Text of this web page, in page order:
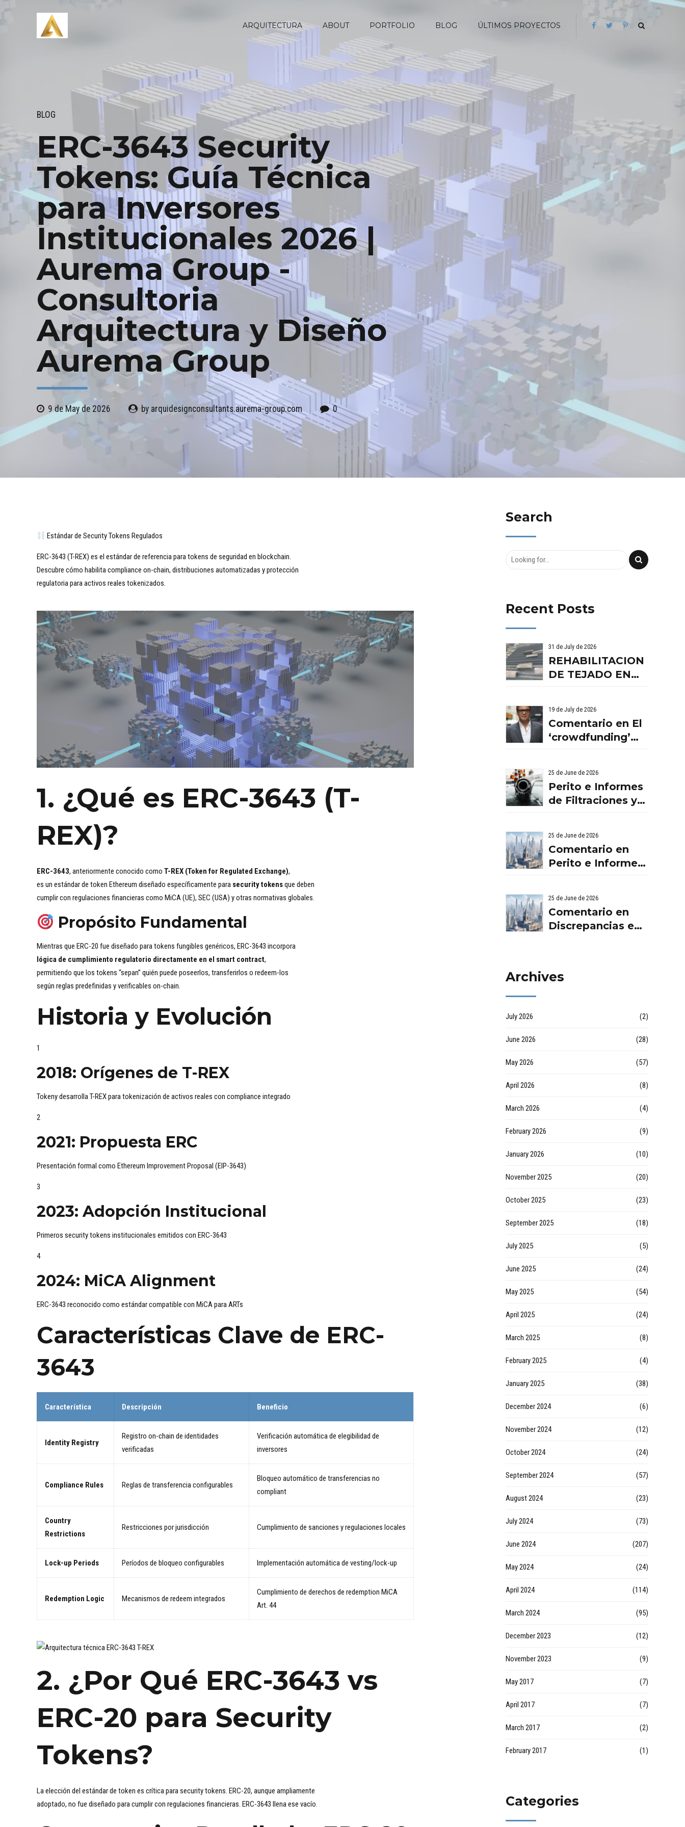
ARQUITECTURA ABOUT PORTFOLIO BLOG ÚLTIMOS PROYECTOS
BLOG
ERC-3643 Security
Tokens: Guía Técnica
para Inversores
Institucionales 2026 |
Aurema Group -
Consultoria
Arquitectura y Diseño
Aurema Group
9 de May de 2026 by arquidesignconsultants.aurema-group.com 0
Estándar de Security Tokens Regulados
ERC-3643 (T-REX) es el estándar de referencia para tokens de seguridad en blockchain.
Descubre cómo habilita compliance on-chain, distribuciones automatizadas y protección
regulatoria para activos reales tokenizados.
1. ¿Qué es ERC-3643 (T-
REX)?
ERC-3643, anteriormente conocido como T-REX (Token for Regulated Exchange),
es un estándar de token Ethereum diseñado específicamente para security tokensque deben
cumplir con regulaciones financieras como MiCA (UE), SEC (USA) y otras normativas globales.
Propósito Fundamental
Mientras que ERC-20 fue diseñado para tokens fungibles genéricos, ERC-3643 incorpora
lógica de cumplimiento regulatorio directamente en el smart contract,
permitiendo que los tokens “sepan” quién puede poseerlos, transferirlos o redeem-los
según reglas predefinidas y verificables on-chain.
Historia y Evolución
1
2018: Orígenes de T-REX
Tokeny desarrolla T-REX para tokenización de activos reales con compliance integrado
2
2021: Propuesta ERC
Presentación formal como Ethereum Improvement Proposal (EIP-3643)
3
2023: Adopción Institucional
Primeros security tokens institucionales emitidos con ERC-3643
4
2024: MiCA Alignment
ERC-3643 reconocido como estándar compatible con MiCA para ARTs
Características Clave de ERC-
3643
Característica Descripción Beneficio
Identity Registry
Registro on-chain de identidades
verificadas
Verificación automática de elegibilidad de
inversores
Compliance Rules Reglas de transferencia configurables
Bloqueo automático de transferencias no
compliant
Country
Restrictions
Restricciones por jurisdicción Cumplimiento de sanciones y regulaciones locales
Lock-up Periods Períodos de bloqueo configurables Implementación automática de vesting/lock-up
Redemption Logic Mecanismos de redeem integrados
Cumplimiento de derechos de redemption MiCA
Art. 44
2. ¿Por Qué ERC-3643 vs
ERC-20 para Security
Tokens?
La elección del estándar de token es crítica para security tokens. ERC-20, aunque ampliamente
adoptado, no fue diseñado para cumplir con regulaciones financieras. ERC-3643 llena ese vacío.
Search
Recent Posts
31 de July de 2026
REHABILITACION
DE TEJADO EN
19 de July de 2026
Comentario en El
‘crowdfunding’
en El
‘crowdfunding’
llega al ladrillo
en El
‘crowdfunding’
llega al ladrillo
llega al ladrillo -
Servicios Aurema
Group - Grupo
Reformas en
comunidad d
25 de June de 2026
Perito e Informes
de Filtraciones y
Debes Saber
25 de June de 2026
Comentario en
Perito e Informes
Viviendas: Lo Que
Debes Saber por
empresa de
25 de June de 2026
Comentario en
Discrepancias en
Archives
July 2026 (2)
June 2026 (28)
May 2026 (57)
April 2026 (8)
March 2026 (4)
February 2026 (9)
January 2026 (10)
November 2025 (20)
October 2025 (23)
September 2025 (18)
July 2025 (5)
June 2025 (24)
May 2025 (54)
April 2025 (24)
March 2025 (8)
February 2025 (4)
January 2025 (38)
December 2024 (6)
November 2024 (12)
October 2024 (24)
September 2024 (57)
August 2024 (23)
July 2024 (73)
June 2024 (207)
May 2024 (24)
April 2024 (114)
March 2024 (95)
December 2023 (12)
November 2023 (9)
May 2017 (7)
April 2017 (7)
March 2017 (2)
February 2017 (1)
Categories